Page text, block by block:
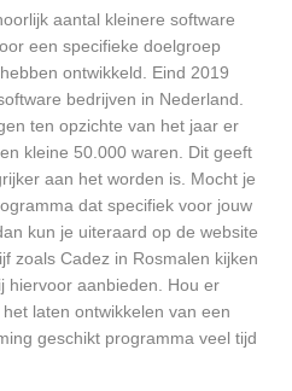
aantal kleinere software
een specifieke doelgroep
ontwikkeld. Eind 2019
bedrijven in Nederland.
ten opzichte van het jaar er
kleine 50.000 waren. Dit geeft
aan het worden is. Mocht je
dat specifiek voor jouw
kun je uiteraard op de website
zoals Cadez in Rosmalen kijken
hiervoor aanbieden. Hou er
laten ontwikkelen van een
geschikt programma veel tijd